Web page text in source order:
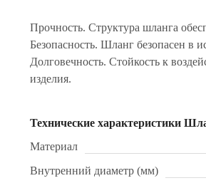
Прочность. Структура шланга
Безопасность. Шланг безопасен в
Долговечность. Стойкость к
изделия.
Технические характеристики
Материал
Внутренний диаметр (мм)